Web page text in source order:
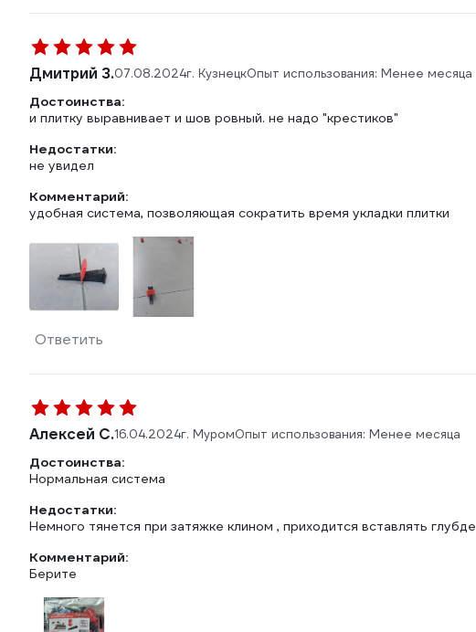
Дмитрий З.07.08.2024г. КузнецкОпыт использования: Менее месяца
Достоинства:
и плитку выравнивает и шов ровный. не надо "крестиков"
Недостатки:
не увидел
Комментарий:
удобная система, позволяющая сократить время укладки плитки
Ответить
Алексей С.16.04.2024г. МуромОпыт использования: Менее месяца
Достоинства:
Нормальная система
Недостатки:
Немного тянется при затяжке клином , приходится вставлять глубде
Комментарий:
Берите